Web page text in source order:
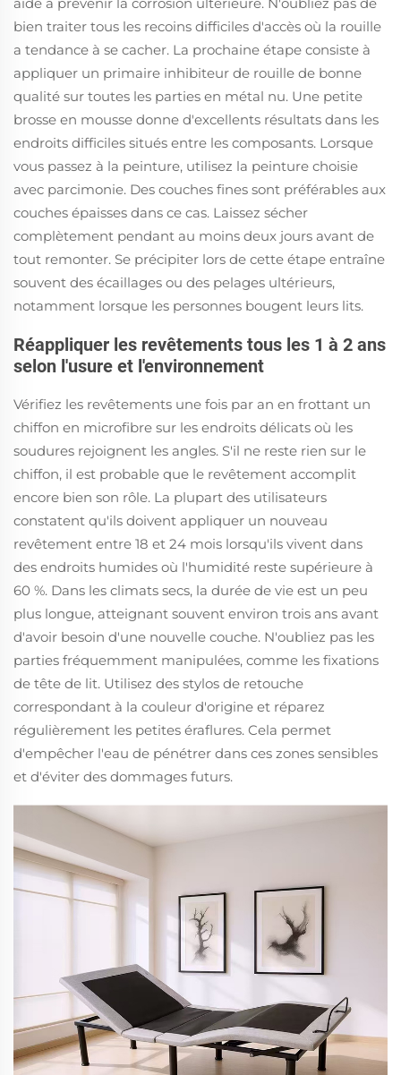
bien traiter tous les recoins difficiles d'accès où la rouille
a tendance à se cacher. La prochaine étape consiste à
appliquer un primaire inhibiteur de rouille de bonne
qualité sur toutes les parties en métal nu. Une petite
brosse en mousse donne d'excellents résultats dans les
endroits difficiles situés entre les composants. Lorsque
vous passez à la peinture, utilisez la peinture choisie
avec parcimonie. Des couches fines sont préférables aux
couches épaisses dans ce cas. Laissez sécher
complètement pendant au moins deux jours avant de
tout remonter. Se précipiter lors de cette étape entraîne
souvent des écaillages ou des pelages ultérieurs,
notamment lorsque les personnes bougent leurs lits.
Réappliquer les revêtements tous les 1 à 2 ans
selon l'usure et l'environnement
Vérifiez les revêtements une fois par an en frottant un
chiffon en microfibre sur les endroits délicats où les
soudures rejoignent les angles. S'il ne reste rien sur le
chiffon, il est probable que le revêtement accomplit
encore bien son rôle. La plupart des utilisateurs
constatent qu'ils doivent appliquer un nouveau
revêtement entre 18 et 24 mois lorsqu'ils vivent dans
des endroits humides où l'humidité reste supérieure à
60 %. Dans les climats secs, la durée de vie est un peu
plus longue, atteignant souvent environ trois ans avant
d'avoir besoin d'une nouvelle couche. N'oubliez pas les
parties fréquemment manipulées, comme les fixations
de tête de lit. Utilisez des stylos de retouche
correspondant à la couleur d'origine et réparez
régulièrement les petites éraflures. Cela permet
d'empêcher l'eau de pénétrer dans ces zones sensibles
et d'éviter des dommages futurs.